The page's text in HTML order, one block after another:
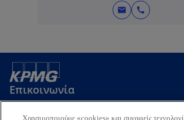
mail call
Επικοινωνία
Χρησιμοποιούμε «cookies» και συναφείς